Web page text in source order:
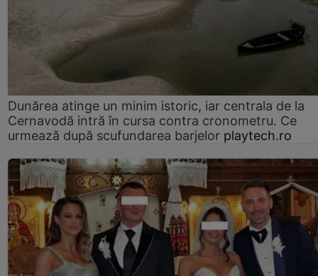
Dunărea atinge un minim istoric, iar centrala de la
Cernavodă intră în cursa contra cronometru. Ce
urmează după scufundarea barjelor playtech.ro